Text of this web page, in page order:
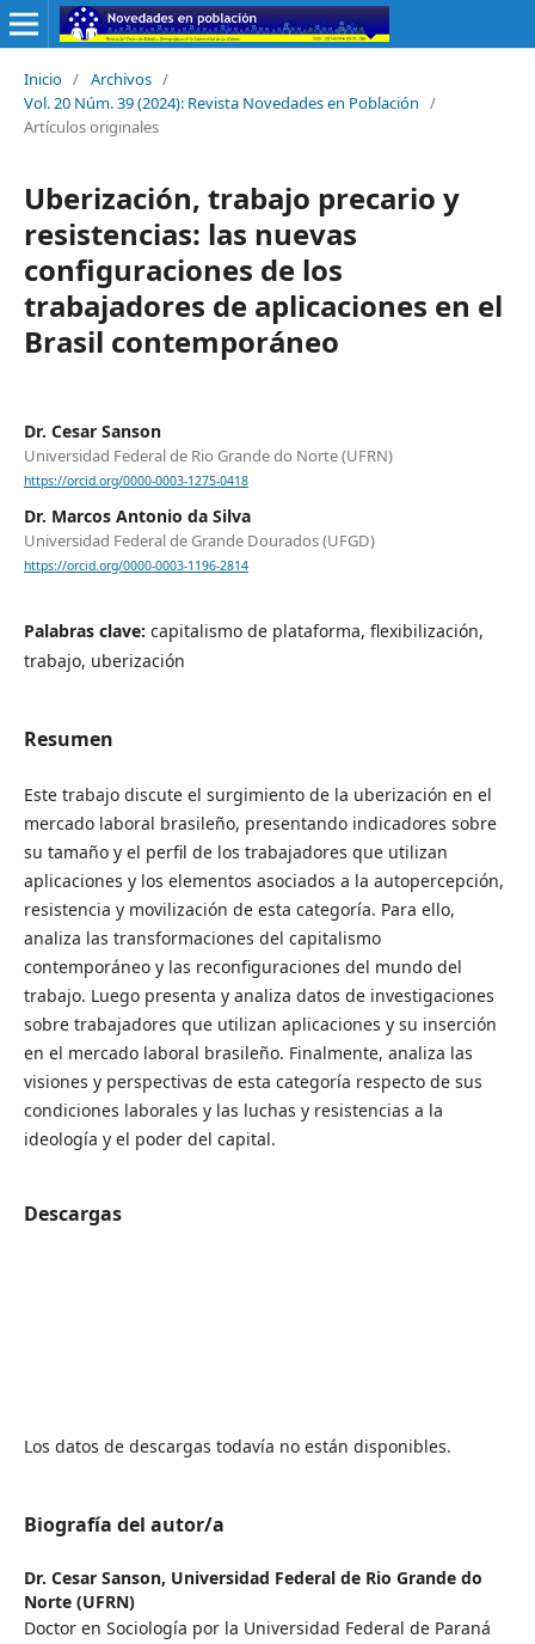
Inicio / Archivos /
Vol. 20 Núm. 39 (2024): Revista Novedades en Población /
Artículos originales
Uberización, trabajo precario y
resistencias: las nuevas
configuraciones de los
trabajadores de aplicaciones en el
Brasil contemporáneo
Dr. Cesar Sanson
Universidad Federal de Rio Grande do Norte (UFRN)
https://orcid.org/0000-0003-1275-0418
Dr. Marcos Antonio da Silva
Universidad Federal de Grande Dourados (UFGD)
https://orcid.org/0000-0003-1196-2814
Palabras clave: capitalismo de plataforma, flexibilización,
trabajo, uberización
Resumen
Este trabajo discute el surgimiento de la uberización en el
mercado laboral brasileño, presentando indicadores sobre
su tamaño y el perfil de los trabajadores que utilizan
aplicaciones y los elementos asociados a la autopercepción,
resistencia y movilización de esta categoría. Para ello,
analiza las transformaciones del capitalismo
contemporáneo y las reconfiguraciones del mundo del
trabajo. Luego presenta y analiza datos de investigaciones
sobre trabajadores que utilizan aplicaciones y su inserción
en el mercado laboral brasileño. Finalmente, analiza las
visiones y perspectivas de esta categoría respecto de sus
condiciones laborales y las luchas y resistencias a la
ideología y el poder del capital.
Descargas
Los datos de descargas todavía no están disponibles.
Biografía del autor/a
Dr. Cesar Sanson, Universidad Federal de Rio Grande do
Norte (UFRN)
Doctor en Sociología por la Universidad Federal de Paraná